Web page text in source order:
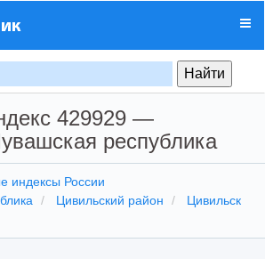
429929 —
республика
индексы России
Цивильский район
Цивильск